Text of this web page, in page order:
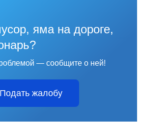
яма на дороге,
— сообщите о ней!
Подать жалобу